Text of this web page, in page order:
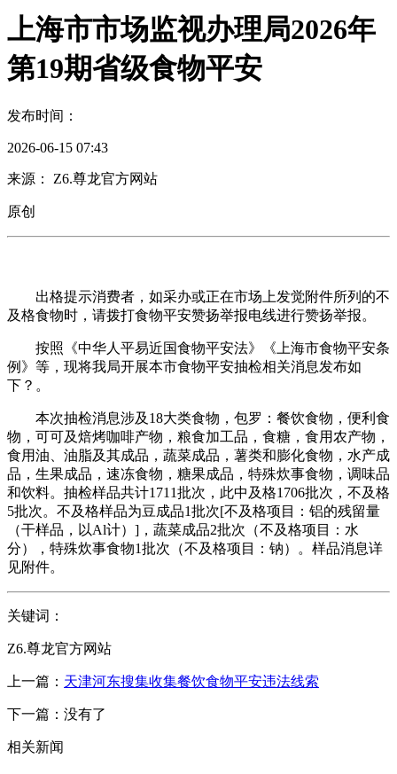
上海市市场监视办理局2026年
第19期省级食物平安
发布时间：
2026-06-15 07:43
来源： Z6.尊龙官方网站
原创
出格提示消费者，如采办或正在市场上发觉附件所列的不
及格食物时，请拨打食物平安赞扬举报电线进行赞扬举报。
按照《中华人平易近国食物平安法》《上海市食物平安条
例》等，现将我局开展本市食物平安抽检相关消息发布如
下？。
本次抽检消息涉及18大类食物，包罗：餐饮食物，便利食
物，可可及焙烤咖啡产物，粮食加工品，食糖，食用农产物，
食用油、油脂及其成品，蔬菜成品，薯类和膨化食物，水产成
品，生果成品，速冻食物，糖果成品，特殊炊事食物，调味品
和饮料。抽检样品共计1711批次，此中及格1706批次，不及格
5批次。不及格样品为豆成品1批次[不及格项目：铝的残留量
（干样品，以Al计）]，蔬菜成品2批次（不及格项目：水
分），特殊炊事食物1批次（不及格项目：钠）。样品消息详
见附件。
关键词：
Z6.尊龙官方网站
上一篇： 天津河东搜集收集餐饮食物平安违法线索
下一篇：没有了
相关新闻